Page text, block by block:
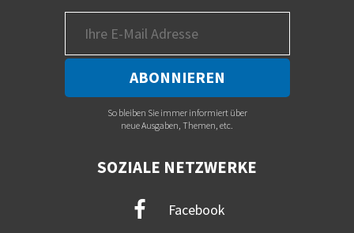
So bleiben Sie immer informiert über
neue Ausgaben, Themen, etc.
SOZIALE NETZWERKE
Facebook